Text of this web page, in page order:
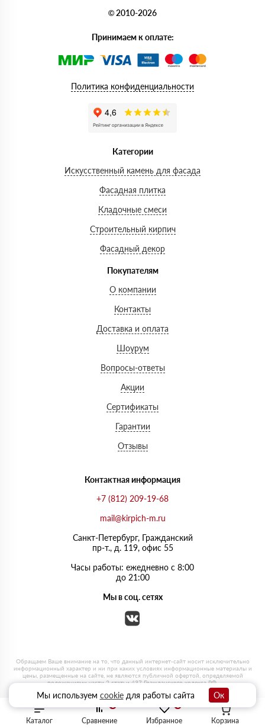
Каталог Избранное
Сравнение Корзина
© 2010-2026
Принимаем к оплате:
Политика конфиденциальности
Категории
Искусственный камень для фасада
Фасадная плитка
Кладочные смеси
Строительный кирпич
Фасадный декор
Покупателям
О компании
Контакты
Доставка и оплата
Шоурум
Вопросы-ответы
Акции
Сертификаты
Гарантии
Отзывы
Контактная информация
+7 (812) 209-19-68
mail@kirpich-m.ru
Санкт-Петербург, Граждaнский
пр-т., д. 119, офис 55
Часы работы: ежедневно с 8:00
до 21:00
Мы в соц. сетях
Мы используем cookieдля работы сайта Ок